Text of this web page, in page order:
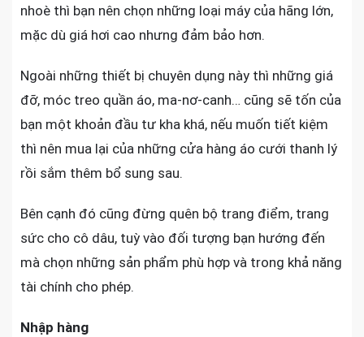
nhoè thì bạn nên chọn những loại máy của hãng lớn,
mặc dù giá hơi cao nhưng đảm bảo hơn.
Ngoài những thiết bị chuyên dụng này thì những giá
đỡ, móc treo quần áo, ma-nơ-canh… cũng sẽ tốn của
bạn một khoản đầu tư kha khá, nếu muốn tiết kiệm
thì nên mua lại của những cửa hàng áo cưới thanh lý
rồi sắm thêm bổ sung sau.
Bên cạnh đó cũng đừng quên bộ trang điểm, trang
sức cho cô dâu, tuỳ vào đối tượng bạn hướng đến
mà chọn những sản phẩm phù hợp và trong khả năng
tài chính cho phép.
Nhập hàng